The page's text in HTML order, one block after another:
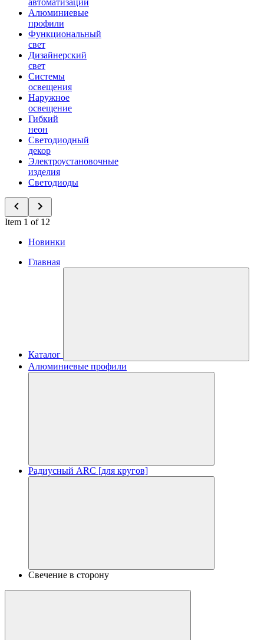
автоматизации
Алюминиевые
профили
Функциональный
свет
Дизайнерский
свет
Системы
освещения
Наружное
освещение
Гибкий
неон
Светодиодный
декор
Электроустановочные
изделия
Светодиоды
Item 1 of 12
Новинки
Главная
Каталог
Алюминиевые профили
Радиусный ARC [для кругов]
Свечение в сторону